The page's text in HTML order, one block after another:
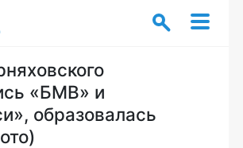
«БМВ» и
образовалась